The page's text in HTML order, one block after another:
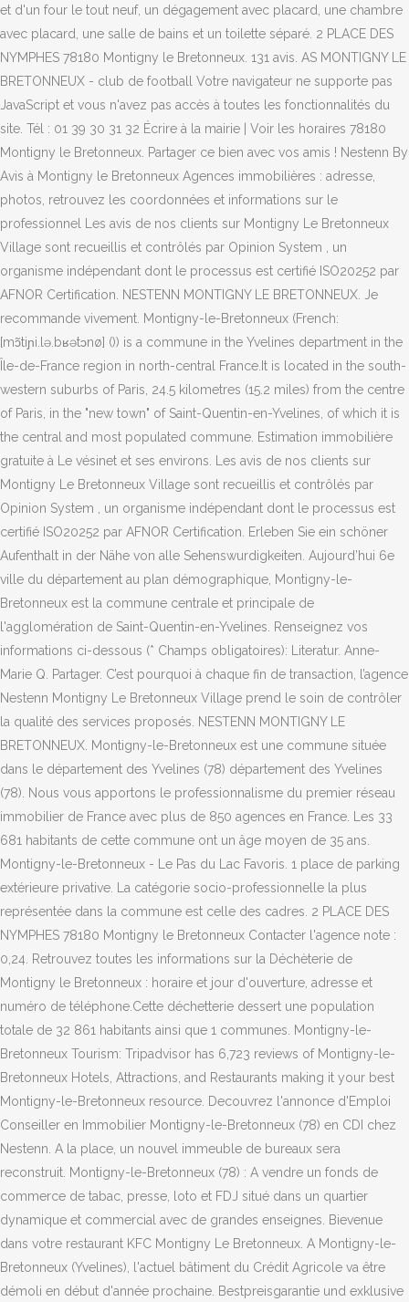
et d'un four le tout neuf, un dégagement avec placard, une chambre
avec placard, une salle de bains et un toilette séparé. 2 PLACE DES
NYMPHES 78180 Montigny le Bretonneux. 131 avis. AS MONTIGNY LE
BRETONNEUX - club de football Votre navigateur ne supporte pas
JavaScript et vous n'avez pas accès à toutes les fonctionnalités du
site. Tél : 01 39 30 31 32 Écrire à la mairie | Voir les horaires 78180
Montigny le Bretonneux. Partager ce bien avec vos amis ! Nestenn By
Avis à Montigny le Bretonneux Agences immobilières : adresse,
photos, retrouvez les coordonnées et informations sur le
professionnel Les avis de nos clients sur Montigny Le Bretonneux
Village sont recueillis et contrôlés par Opinion System , un
organisme indépendant dont le processus est certifié ISO20252 par
AFNOR Certification. NESTENN MONTIGNY LE BRETONNEUX. Je
recommande vivement. Montigny-le-Bretonneux (French:
[mɔ̃tiɲi.lə.bʁətɔnø] ()) is a commune in the Yvelines department in the
Île-de-France region in north-central France.It is located in the south-
western suburbs of Paris, 24.5 kilometres (15.2 miles) from the centre
of Paris, in the "new town" of Saint-Quentin-en-Yvelines, of which it is
the central and most populated commune. Estimation immobilière
gratuite à Le vésinet et ses environs. Les avis de nos clients sur
Montigny Le Bretonneux Village sont recueillis et contrôlés par
Opinion System , un organisme indépendant dont le processus est
certifié ISO20252 par AFNOR Certification. Erleben Sie ein schöner
Aufenthalt in der Nähe von alle Sehenswurdigkeiten. Aujourd’hui 6e
ville du département au plan démographique, Montigny-le-
Bretonneux est la commune centrale et principale de
l'agglomération de Saint-Quentin-en-Yvelines. Renseignez vos
informations ci-dessous (* Champs obligatoires): Literatur. Anne-
Marie Q. Partager. C’est pourquoi à chaque fin de transaction, l’agence
Nestenn Montigny Le Bretonneux Village prend le soin de contrôler
la qualité des services proposés. NESTENN MONTIGNY LE
BRETONNEUX. Montigny-le-Bretonneux est une commune située
dans le département des Yvelines (78) département des Yvelines
(78). Nous vous apportons le professionnalisme du premier réseau
immobilier de France avec plus de 850 agences en France. Les 33
681 habitants de cette commune ont un âge moyen de 35 ans.
Montigny-le-Bretonneux - Le Pas du Lac Favoris. 1 place de parking
extérieure privative. La catégorie socio-professionnelle la plus
représentée dans la commune est celle des cadres. 2 PLACE DES
NYMPHES 78180 Montigny le Bretonneux Contacter l'agence note :
0,24. Retrouvez toutes les informations sur la Déchèterie de
Montigny le Bretonneux : horaire et jour d'ouverture, adresse et
numéro de téléphone.Cette déchetterie dessert une population
totale de 32 861 habitants ainsi que 1 communes. Montigny-le-
Bretonneux Tourism: Tripadvisor has 6,723 reviews of Montigny-le-
Bretonneux Hotels, Attractions, and Restaurants making it your best
Montigny-le-Bretonneux resource. Decouvrez l'annonce d'Emploi
Conseiller en Immobilier Montigny-le-Bretonneux (78) en CDI chez
Nestenn. A la place, un nouvel immeuble de bureaux sera
reconstruit. Montigny-le-Bretonneux (78) : A vendre un fonds de
commerce de tabac, presse, loto et FDJ situé dans un quartier
dynamique et commercial avec de grandes enseignes. Bievenue
dans votre restaurant KFC Montigny Le Bretonneux. A Montigny-le-
Bretonneux (Yvelines), l'actuel bâtiment du Crédit Agricole va être
démoli en début d'année prochaine. Bestpreisgarantie und exklusive